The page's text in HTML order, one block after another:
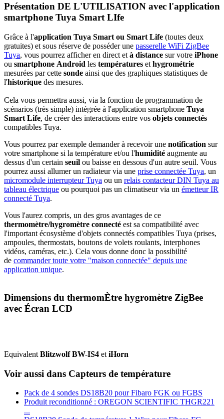
Présentation DE L'UTILISATION avec l'application
smartphone Tuya Smart LIfe
Grâce à l'application Tuya Smart ou Smart Life (toutes deux
gratuites) et sous réserve de posséder une passerelle WiFi ZigBee
Tuya, vous pourrez afficher en direct et à distance sur votre iPhone
ou smartphone Android les températures et hygrométrie
mesurées par cette sonde ainsi que des graphiques statistiques de
l'historique des mesures.
Cela vous permettra aussi, via la fonction de programmation de
scénarios (très simple) intégrée à l'application smartphone Tuya
Smart Life, de créer des interactions entre vos objets connectés
compatibles Tuya.
Vous pourrez par exemple demander à recevoir une notification sur
votre smartphone si la température et/ou l'humidité augmente au
dessus d'un certain seuil ou baisse en dessous d'un autre seuil. Vous
pourrez aussi allumer un radiateur via une prise connectée Tuya, un
micromodule interrupteur Tuya ou un relais contacteur DIN Tuya au
tableau électrique ou pourquoi pas un climatiseur via un émetteur IR
connecté Tuya.
Vous l'aurez compris, un des gros avantages de ce
thermomètre/hygromètre connecté est sa compatibilité avec
l'important écosystème d'objets connectés compatibles Tuya (prises,
ampoules, thermostats, boutons de volets roulants, interphones
vidéos, caméras, etc.). Cela vous donne donc la possibilité
de commander toute votre "maison connectée" depuis une
application unique.
Dimensions du thermomÈtre hygromètre ZigBee
avec Écran LCD
Equivalent Blitzwolf BW-IS4 et iHorn
Voir aussi dans Capteurs de température
Pack de 4 sondes DS18B20 pour Fibaro FGK ou FGBS
Produit reconditionné : OREGON SCIENTIFIC THGR221
...